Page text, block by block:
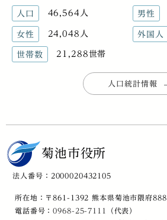
人口 46,564人 男性
女性 24,048人 外国人
世帯数 21,288世帯
人口統計情報
菊池市役所
法人番号：2000020432105
所在地：〒861-1392 熊本県菊池市隈府888
電話番号：0968-25-7111
（代表）